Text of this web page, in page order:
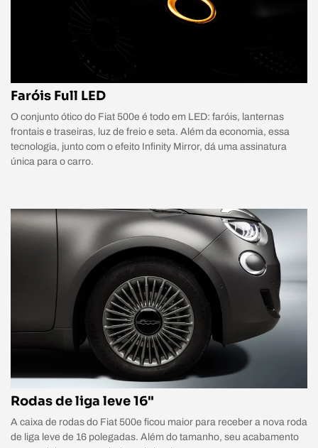
Faróis Full LED
O conjunto ótico do Fiat 500e é todo em LED: faróis, lanternas
frontais e traseiras, luz de freio e seta. Além da economia, essa
tecnologia, junto com o efeito Infinity Mirror, dá uma assinatura
única para o carro.
Rodas de liga leve 16"
A caixa de rodas do Fiat 500e ficou maior para receber a nova roda
de liga leve de 16 polegadas. Além do tamanho, seu acabamento